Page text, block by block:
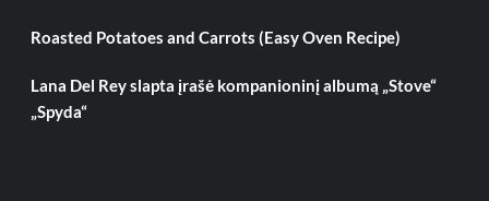
Roasted Potatoes and Carrots (Easy Oven Recipe)
Lana Del Rey slapta įrašė kompanioninį albumą „Stove“
„Spyda“